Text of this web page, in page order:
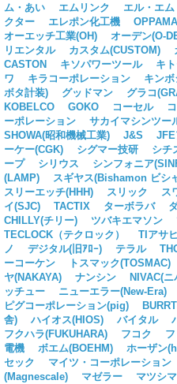
ム・あい エムリンク エル・エ
クター
エレポン化工機
オーエッチ工業(OH)
オーデン(O-
リエンタル
カスタム(CUSTOM)
CASTON
キソパワーツール キ
ワ
キラコーポレーション キン
ボタ計装)
グッドマン グラコ
KOBELCO
GOKO コーセル
ーポレーション
サカイマシンツー
SHOWA(昭和機械工業)
J&S JFE
ーケー(CGK)
シグマー技研 シチ
ープ
シリウス シンフォニア
(LAMP)
スギヤス(Bishamon ビシ
スリーエッチ(HHH)
スリック ス
イ(SJC)
TACTIX ターボラバ
CHILLY(チリー)
ツバキエマソン
TECLOCK（テクロック）
TIアサヒ
ノ
デジタル(旧ｱﾛｰ) テラル
ーコーケン
トスマック(TOSMAC)
ヤ(NAKAYA)
ナンシン NIVAC(
ッチュー
ニューエラー(New-Era)
ピグコーポレーション(pig)
舎)
ハイオス(HIOS) バイタル
フクハラ(FUKUHARA)
フコク
電機
ボエム(BOEHM) ホーザン
セック
マイツ・コーポレーション
(Magnescale)
マゼラー マツシ